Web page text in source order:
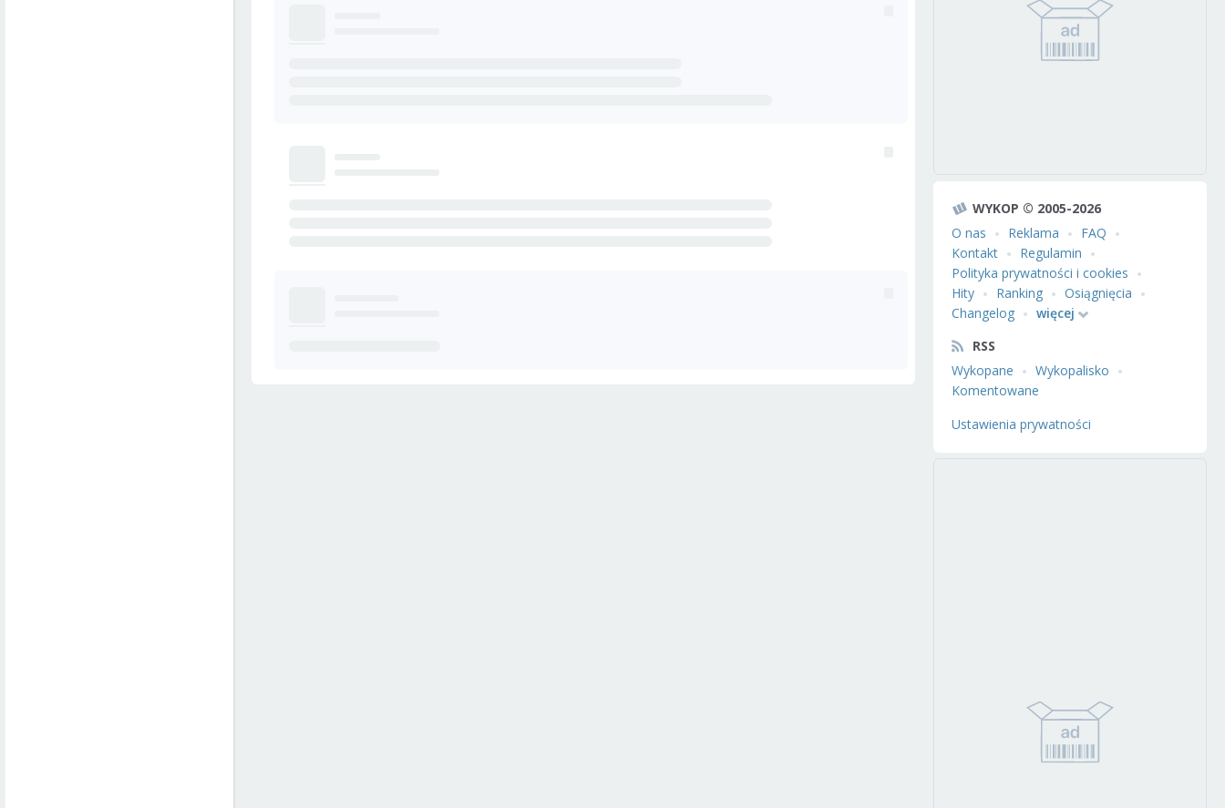
WYKOP © 2005-2026
O nas
Reklama
FAQ
Kontakt
Regulamin
Polityka prywatności i cookies
Hity
Ranking
Osiągnięcia
Changelog
więcej
RSS
Wykopane
Wykopalisko
Komentowane
Ustawienia prywatności